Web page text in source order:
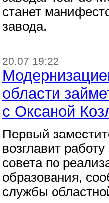
станет
завода.
20.07 19:22
области
с Оксаной
Первый
возглавит
совета по
образования,
службы